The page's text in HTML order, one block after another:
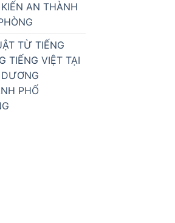
AN THÀNH
TỪ TIẾNG
TIẾNG VIỆT TẠI
PHỐ